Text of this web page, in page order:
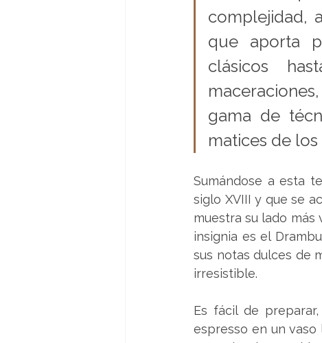
complejidad,
que aporta
clásicos
gama de
matices de
Sumándose a esta
siglo XVIII y que se
muestra su lado
insignia es el
sus notas dulces de
irresistible.
Es fácil de
espresso en un